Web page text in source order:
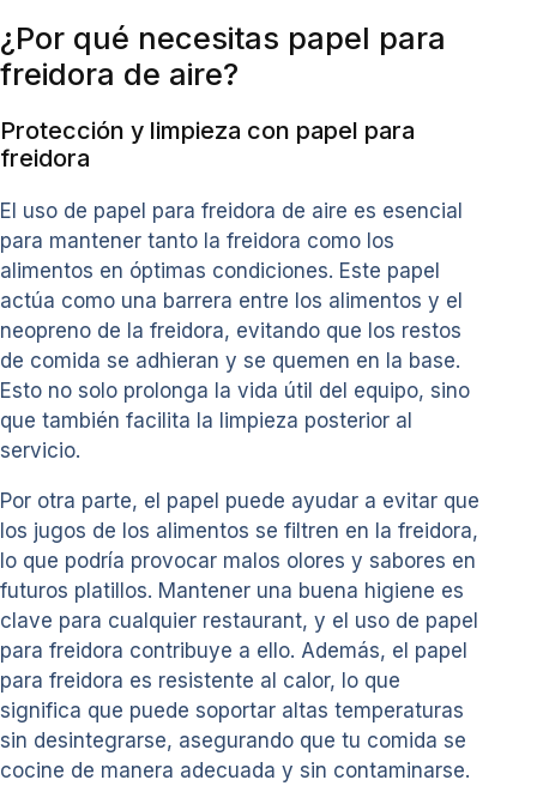
¿Por qué necesitas papel para
freidora de aire?
Protección y limpieza con papel para
freidora
El uso de papel para freidora de aire es esencial
para mantener tanto la freidora como los
alimentos en óptimas condiciones. Este papel
actúa como una barrera entre los alimentos y el
neopreno de la freidora, evitando que los restos
de comida se adhieran y se quemen en la base.
Esto no solo prolonga la vida útil del equipo, sino
que también facilita la limpieza posterior al
servicio.
Por otra parte, el papel puede ayudar a evitar que
los jugos de los alimentos se filtren en la freidora,
lo que podría provocar malos olores y sabores en
futuros platillos. Mantener una buena higiene es
clave para cualquier restaurant, y el uso de papel
para freidora contribuye a ello. Además, el papel
para freidora es resistente al calor, lo que
significa que puede soportar altas temperaturas
sin desintegrarse, asegurando que tu comida se
cocine de manera adecuada y sin contaminarse.